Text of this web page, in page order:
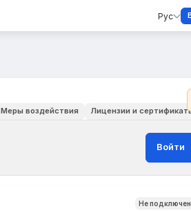
Рус
Меры воздействия Лицензии и
Войти
Не